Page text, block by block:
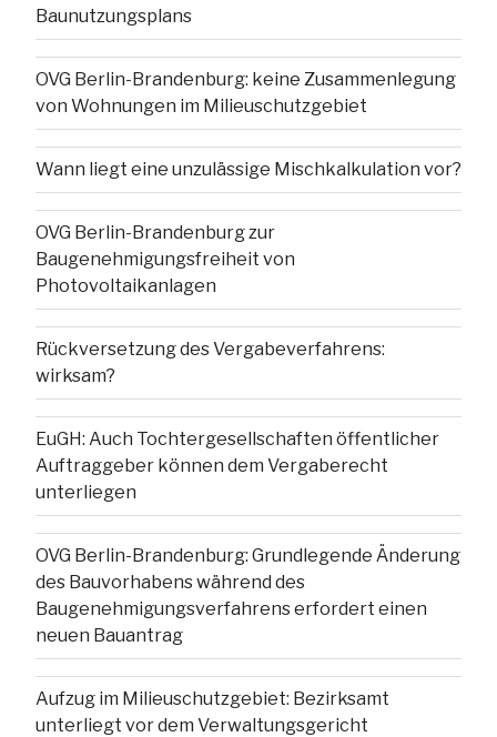
Baunutzungsplans
OVG Berlin-Brandenburg: keine Zusammenlegung
von Wohnungen im Milieuschutzgebiet
Wann liegt eine unzulässige Mischkalkulation vor?
OVG Berlin-Brandenburg zur
Baugenehmigungsfreiheit von
Photovoltaikanlagen
Rückversetzung des Vergabeverfahrens:
wirksam?
EuGH: Auch Tochtergesellschaften öffentlicher
Auftraggeber können dem Vergaberecht
unterliegen
OVG Berlin-Brandenburg: Grundlegende Änderung
des Bauvorhabens während des
Baugenehmigungsverfahrens erfordert einen
neuen Bauantrag
Aufzug im Milieuschutzgebiet: Bezirksamt
unterliegt vor dem Verwaltungsgericht